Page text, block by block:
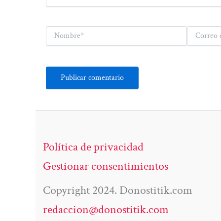
Nombre*
Correo
electrónico*
Política de privacidad
Gestionar consentimientos
Copyright 2024. Donostitik.com
redaccion@donostitik.com